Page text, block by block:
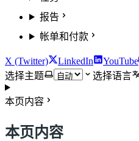
报告
帐单和付款
X (Twitter) LinkedIn YouTube
选择主题
选择语言
本页内容
本页内容